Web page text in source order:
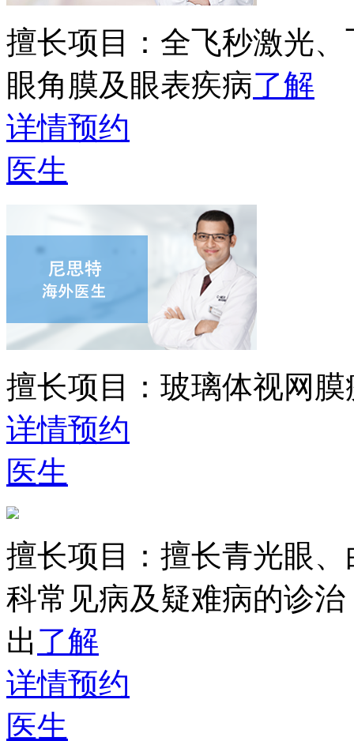
擅长项目： 全飞秒激光
眼角膜及眼表疾病了解
详情预约
医生
擅长项目： 玻璃体视网
详情预约
医生
擅长项目： 擅长青光眼
科常见病及疑难病的诊
出 了解
详情预约
医生